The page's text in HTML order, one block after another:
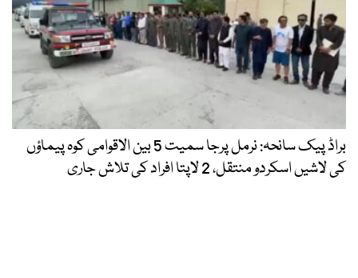
براڈ پیک سانحہ: نرمل پرجا سمیت 5 بین الاقوامی کوہ پیماؤں
کی لاشیں اسکردو منتقل، 2 لاپتا افراد کی تلاش جاری